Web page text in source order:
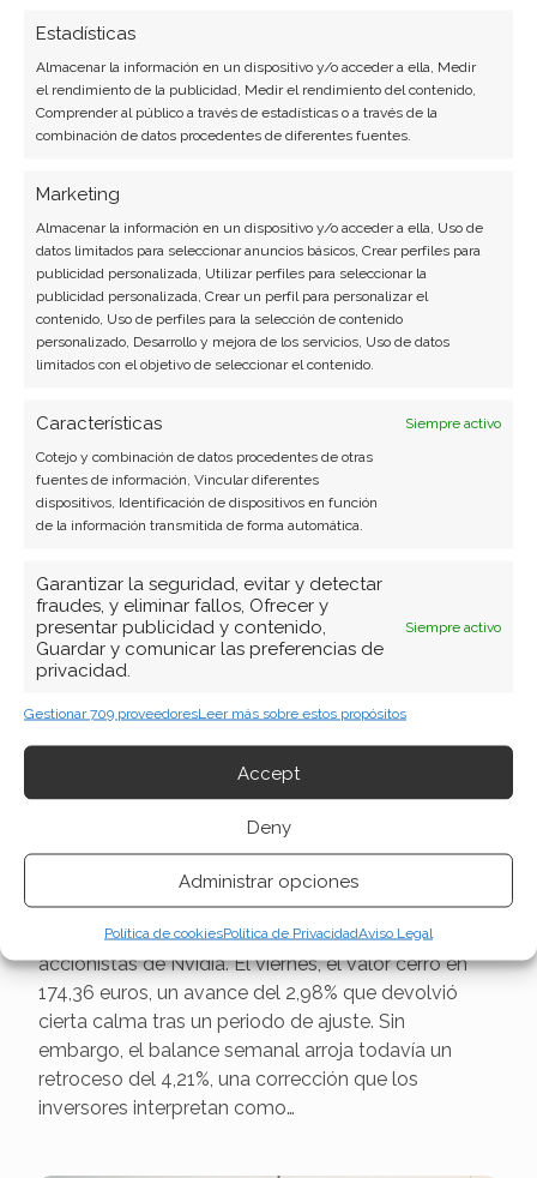
Estadísticas
Almacenar la información en un dispositivo y/o acceder a ella, Medir
el rendimiento de la publicidad, Medir el rendimiento del contenido,
Comprender al público a través de estadísticas o a través de la
combinación de datos procedentes de diferentes fuentes.
Marketing
Almacenar la información en un dispositivo y/o acceder a ella, Uso de
datos limitados para seleccionar anuncios básicos, Crear perfiles para
publicidad personalizada, Utilizar perfiles para seleccionar la
publicidad personalizada, Crear un perfil para personalizar el
contenido, Uso de perfiles para la selección de contenido
personalizado, Desarrollo y mejora de los servicios, Uso de datos
limitados con el objetivo de seleccionar el contenido.
Características
Siempre activo
Cotejo y combinación de datos procedentes de otras
fuentes de información, Vincular diferentes
dispositivos, Identificación de dispositivos en función
de la información transmitida de forma automática.
Garantizar la seguridad, evitar y detectar
fraudes, y eliminar fallos, Ofrecer y
presentar publicidad y contenido,
Guardar y comunicar las preferencias de
privacidad.
Siempre activo
Gestionar 709 proveedoresLeer más sobre estos propósitos
Accept
Deny
Administrar opciones
Política de cookiesPolítica de PrivacidadAviso Legal
miedo al ciclo y el tirón de la
IA
La acción de Micron Technology sigue dando
bandazos, pero el telón de fondo ya no es solo la
volatilidad habitual de la memoria. El valor, que
euro el 25 de junio, cerró el martes en 739,90 euro,
con una subida del 2,61…
Nvidia: el soporte de 174
euros resiste mientras el
mercado espera a AMD y
La semana terminó con un respiro para los
accionistas de Nvidia. El viernes, el valor cerró en
174,36 euros, un avance del 2,98% que devolvió
cierta calma tras un periodo de ajuste. Sin
embargo, el balance semanal arroja todavía un
retroceso del 4,21%, una corrección que los
inversores interpretan como…